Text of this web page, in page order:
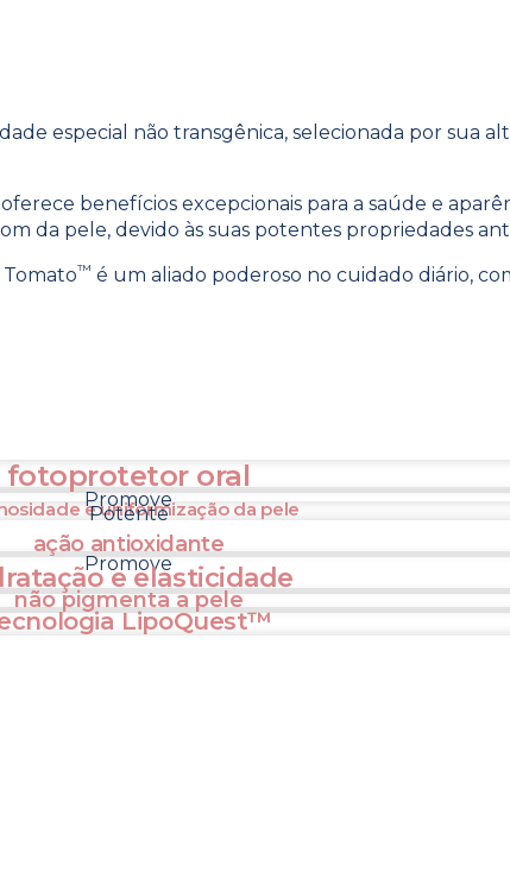
especial não transgênica, selecionada por sua
oferece benefícios excepcionais para a saúde e
da pele, devido às suas potentes propriedades
™ é um aliado poderoso no cuidado diário,
fotoprotetor oral
Promove
e uniformização da pele
Potente
ação antioxidante
Promove
e elasticidade
não pigmenta a pele
LipoQuest™